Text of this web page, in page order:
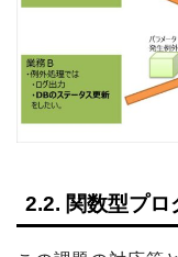
2.2. 関数型プロ